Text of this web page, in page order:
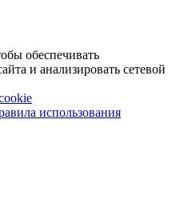
обеспечивать
и анализировать сетевой
использования